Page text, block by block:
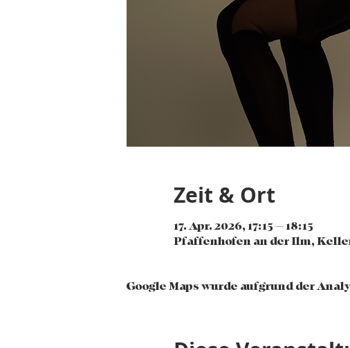
Zeit & Ort
17. Apr. 2026, 17:15 – 18:15
Pfaffenhofen an der Ilm,
Google Maps wurde aufgrund der